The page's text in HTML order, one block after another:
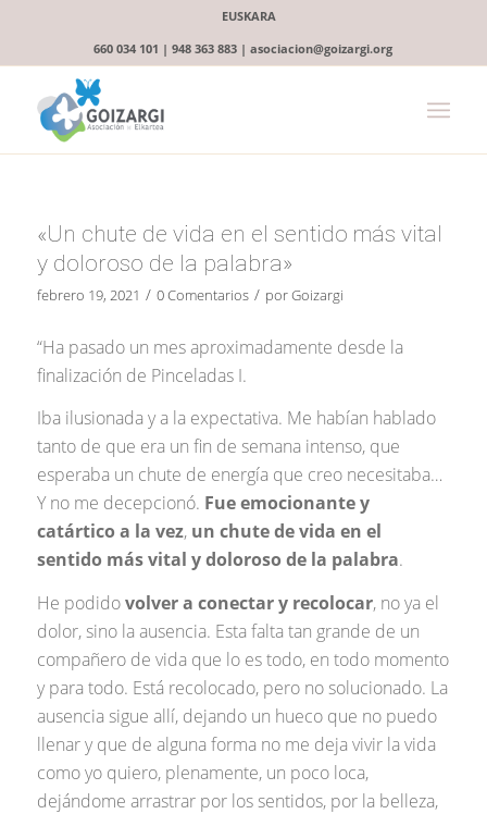
EUSKARA
660 034 101 | 948 363 883 | asociacion@goizargi.org
«Un chute de vida en el sentido más vital
y doloroso de la palabra»
febrero 19, 2021 / 0 Comentarios / porGoizargi
“Ha pasado un mes aproximadamente desde la
finalización de Pinceladas I.
Iba ilusionada y a la expectativa. Me habían hablado
tanto de que era un fin de semana intenso, que
esperaba un chute de energía que creo necesitaba…
Y no me decepcionó. Fue emocionante y
catártico a la vez, un chute de vida en el
sentido más vital y doloroso de la palabra.
He podidovolver a conectar y recolocar, no ya el
dolor, sino la ausencia. Esta falta tan grande de un
compañero de vida que lo es todo, en todo momento
y para todo. Está recolocado, pero no solucionado. La
ausencia sigue allí, dejando un hueco que no puedo
llenar y que de alguna forma no me deja vivir la vida
como yo quiero, plenamente, un poco loca,
dejándome arrastrar por los sentidos, por la belleza,